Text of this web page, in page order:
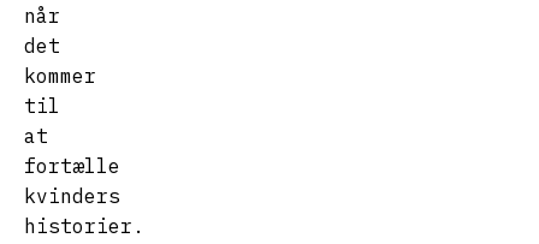
når
det
kommer
til
at
fortælle
kvinders
historier.